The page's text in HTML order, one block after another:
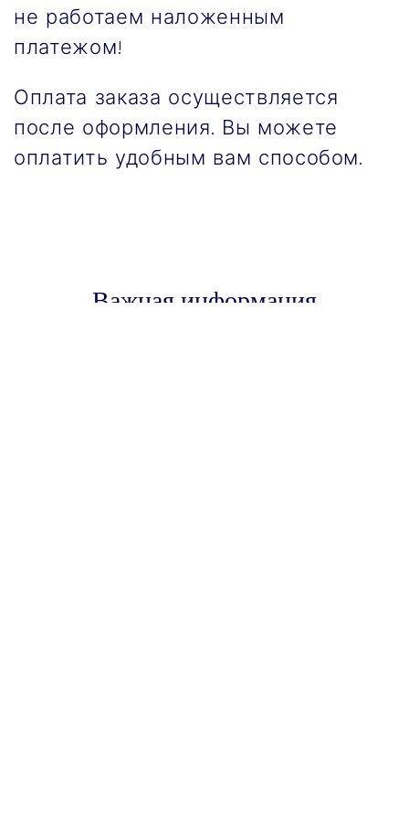
не работаем наложенным
платежом!
Оплата заказа осуществляется
после оформления. Вы можете
оплатить удобным вам способом.
Важная информация